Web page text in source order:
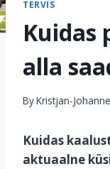
TERVIS
Kuidas
alla
ByKristjan-
Kuidas
aktuaalne